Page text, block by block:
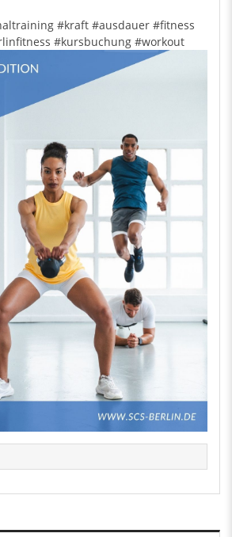
#kraft #ausdauer #fitness
#kursbuchung #workout